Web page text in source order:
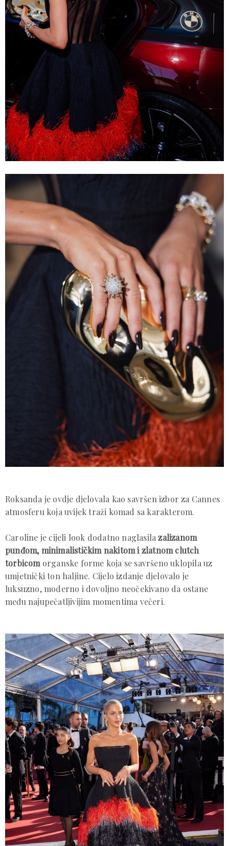
Roksanda je ovdje djelovala kao savršen izbor za Cannes
atmosferu koja uvijek traži komad sa karakterom.
Caroline je cijeli look dodatno naglasilazalizanom
punđom, minimalističkim nakitom i zlatnom clutch
torbicom organske forme koja se savršeno uklopila uz
umjetnički ton haljine. Cijelo izdanje djelovalo je
luksuzno, moderno i dovoljno neočekivano da ostane
među najupečatljivijim momentima večeri.